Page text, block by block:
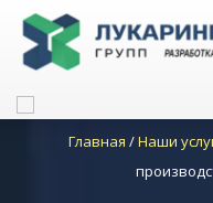
Главная /Наши